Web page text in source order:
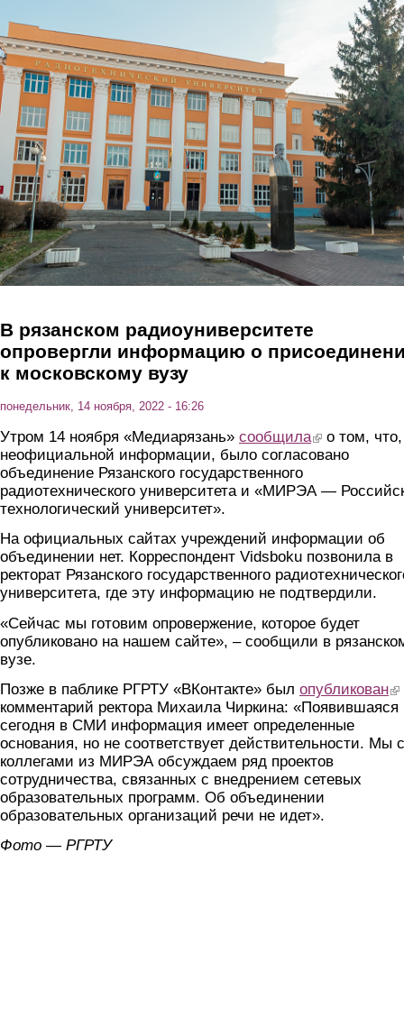
В рязанском радиоуниверситете
опровергли информацию о
к московскому вузу
понедельник, 14 ноября, 2022 - 16:26
Утром 14 ноября «Медиарязань» сообщила(link is external)
о том,
неофициальной информации, было согласовано
объединение Рязанского государственного
радиотехнического университета и «МИРЭА —
технологический университет».
На официальных сайтах учреждений информации об
объединении нет. Корреспондент Vidsboku позвонила в
ректорат Рязанского государственного
университета, где эту информацию не подтвердили.
«Сейчас мы готовим опровержение, которое будет
опубликовано на нашем сайте», – сообщили в
вузе.
Позже в паблике РГРТУ «ВКонтакте» был опубликован
комментарий ректора Михаила Чиркина: «Появившаяся
сегодня в СМИ информация имеет определенные
основания, но не соответствует действительности. Мы с
коллегами из МИРЭА обсуждаем ряд проектов
сотрудничества, связанных с внедрением сетевых
образовательных программ. Об объединении
образовательных организаций речи не идет».
Фото — РГРТУ